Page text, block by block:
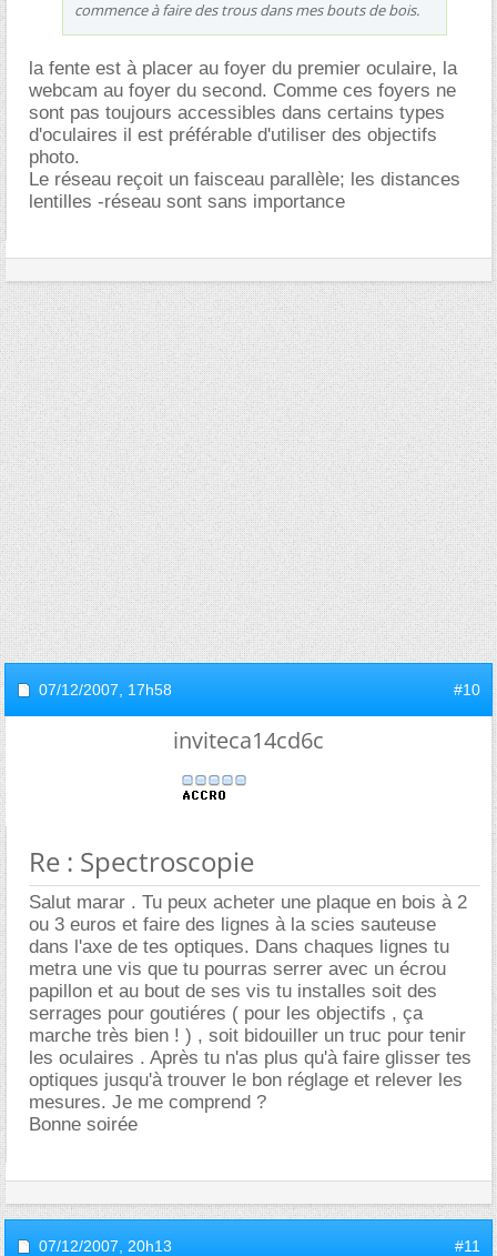
commence à faire des trous dans mes bouts de bois.
la fente est à placer au foyer du premier oculaire, la
webcam au foyer du second. Comme ces foyers ne
sont pas toujours accessibles dans certains types
d'oculaires il est préférable d'utiliser des objectifs
photo.
Le réseau reçoit un faisceau parallèle; les distances
lentilles -réseau sont sans importance
07/12/2007, 17h58 #10
inviteca14cd6c
Re : Spectroscopie
Salut marar . Tu peux acheter une plaque en bois à 2
ou 3 euros et faire des lignes à la scies sauteuse
dans l'axe de tes optiques. Dans chaques lignes tu
metra une vis que tu pourras serrer avec un écrou
papillon et au bout de ses vis tu installes soit des
serrages pour goutiéres ( pour les objectifs , ça
marche très bien ! ) , soit bidouiller un truc pour tenir
les oculaires . Après tu n'as plus qu'à faire glisser tes
optiques jusqu'à trouver le bon réglage et relever les
mesures. Je me comprend ?
Bonne soirée
07/12/2007, 20h13 #11